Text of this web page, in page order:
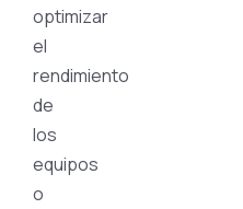
optimizar
el
rendimiento
de
los
equipos
o